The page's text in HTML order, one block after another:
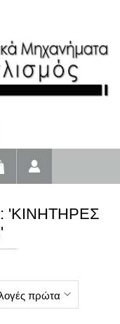
'ΚΙΝΗΤΉΡΕΣ
πρώτα